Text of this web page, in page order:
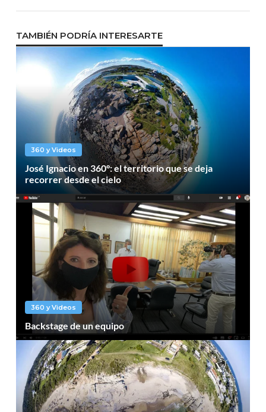
TAMBIÉN PODRÍA INTERESARTE
360 y Videos
José Ignacio en 360°: el territorio que se deja
recorrer desde el cielo
360 y Videos
Backstage de un equipo